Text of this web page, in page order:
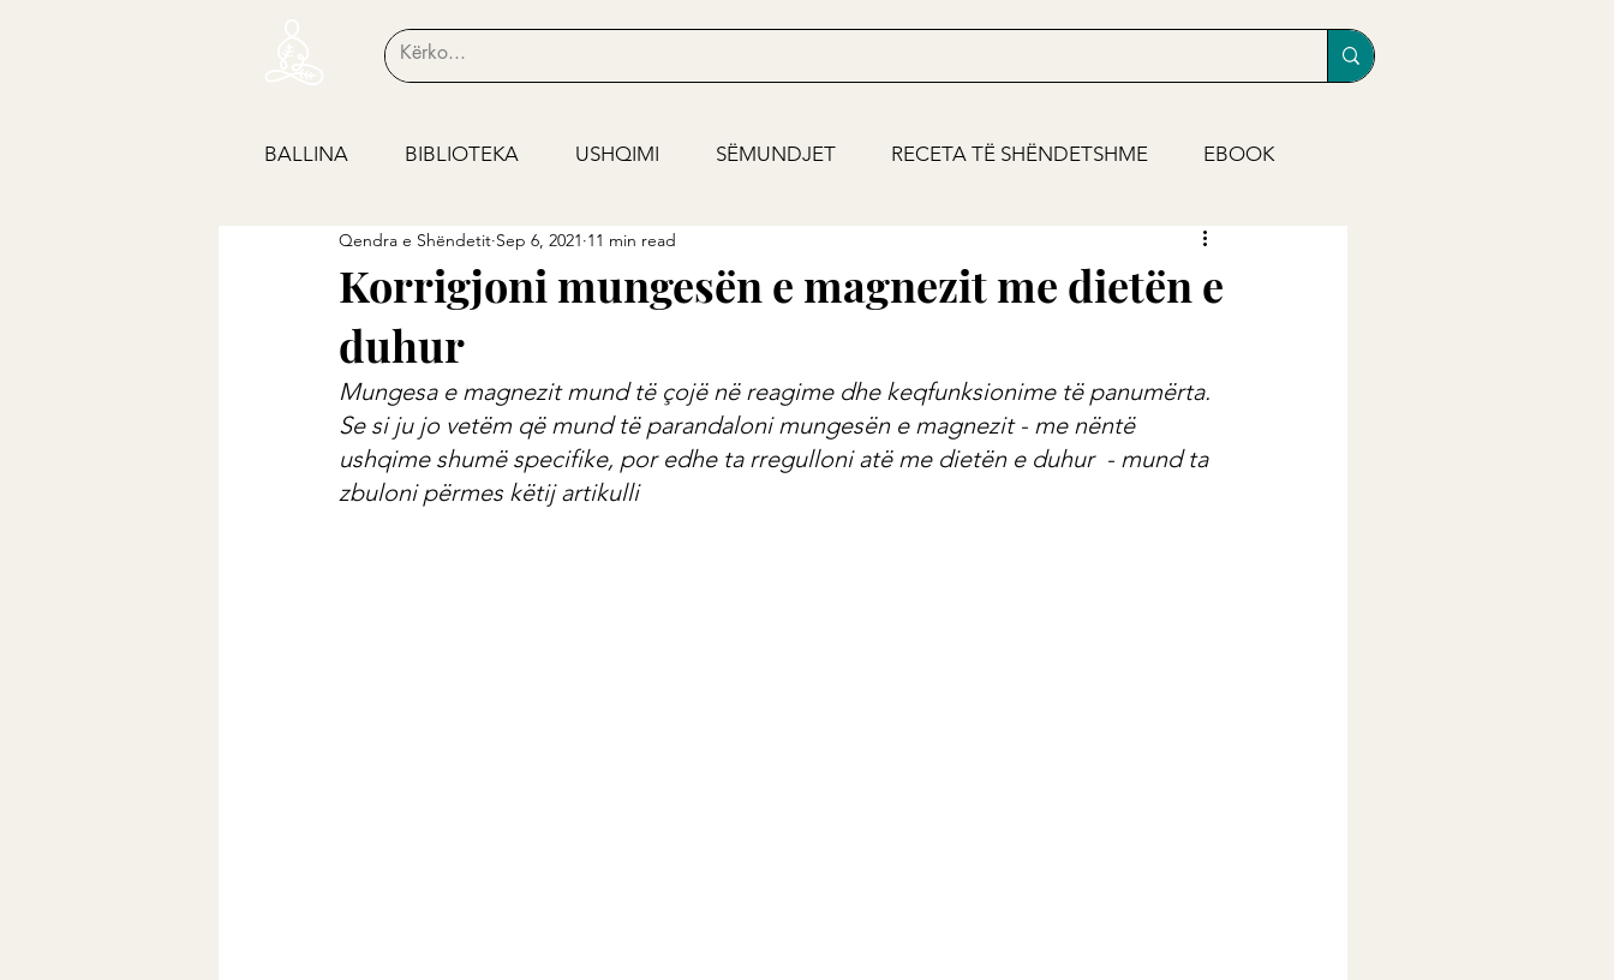
BALLINA BIBLIOTEKA USHQIMI SËMUNDJET RECETA TË SHËNDETSHME EBOOK
Korrigjoni mungesën e magnezit me dietën e
duhur
Qendra e Shëndetit Sep 6, 2021 11 min read
Mungesa e magnezit mund të çojë në reagime dhe keqfunksionime të panumërta.
Se si ju jo vetëm që mund të parandaloni mungesën e magnezit - me nëntë
ushqime shumë specifike, por edhe ta rregulloni atë me dietën e duhur  - mund ta
zbuloni përmes këtij artikulli